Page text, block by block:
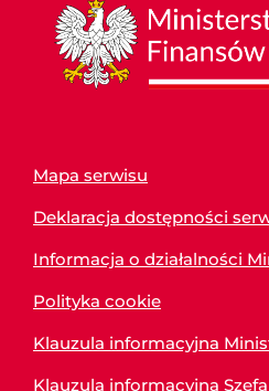
Mapa serwisu
Deklaracja dostępności
Informacja o działalności
Polityka cookie
Klauzula informacyjna
Klauzula informacyjna Szefa